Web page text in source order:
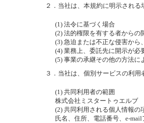
２． 当社は、本規約に明示される
(1) 法令に基づく場合
(2) 法的権限を有する者からの
(3) 急迫または不正な侵害か
(4) 業務上、委託先に開示が必
(5) 事業の承継その他の方法
３． 当社は、個別サービスの利用
(1) 共同利用者の範囲
株式会社ミスタートゥエルブ
(2) 共同利用される個人情報の
氏名、住所、電話番号、e-